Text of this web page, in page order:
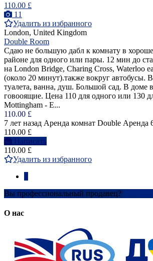
110.00 £
11
Удалить из избранного
London, United Kingdom
Double Room
Сдаю не большую дабл к комнату в
районе для одного или пары. 12 мин до
на London Bridge, Charing Cross, Waterloo
(около 20 минут).также вокруг автобусы.
туалета, ванна, душ. Большой сад. В доме
говооящие. Цена 110 для одного или 130
Mottingham - E...
110.00 £
7 лет назад Аренда комнат Double Аренда
110.00 £
Написать
110.00 £
Удалить из избранного
Вы профессиональный продавец?
О нас